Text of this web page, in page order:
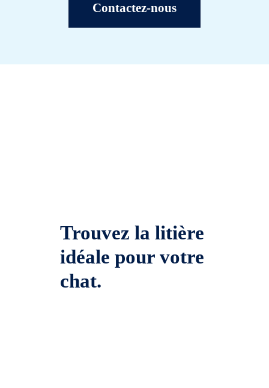
Contactez-nous
Trouvez la litière
idéale pour votre
chat.